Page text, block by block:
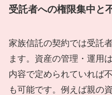
受託者への権限集中と
家族信託の契約では受託
ます。資産の管理・運用
内容で定められていれば
も可能です。例えば親の